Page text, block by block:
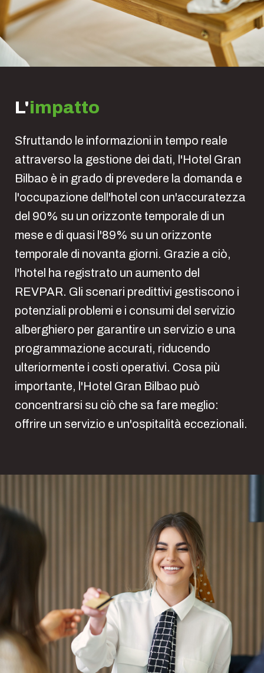
L'impatto
Sfruttando le informazioni in tempo reale
attraverso la gestione dei dati, l'Hotel Gran
Bilbao è in grado di prevedere la domanda e
l'occupazione dell'hotel con un'accuratezza
del 90% su un orizzonte temporale di un
mese e di quasi l'89% su un orizzonte
temporale di novanta giorni. Grazie a ciò,
l'hotel ha registrato un aumento del
REVPAR. Gli scenari predittivi gestiscono i
potenziali problemi e i consumi del servizio
alberghiero per garantire un servizio e una
programmazione accurati, riducendo
ulteriormente i costi operativi. Cosa più
importante, l'Hotel Gran Bilbao può
concentrarsi su ciò che sa fare meglio:
offrire un servizio e un'ospitalità eccezionali.